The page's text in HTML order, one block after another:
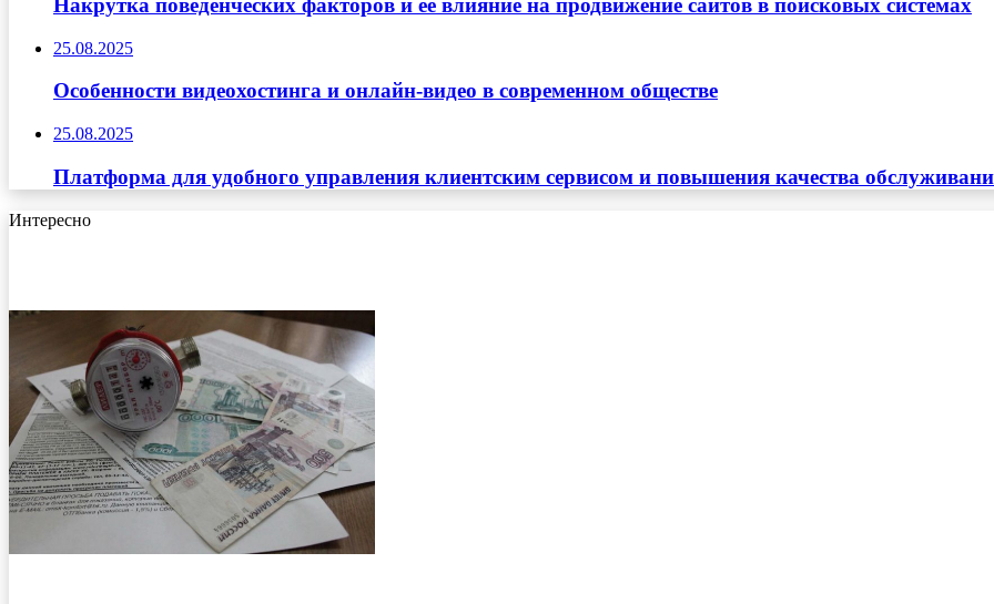
Накрутка поведенческих факторов и её влияние на продвижение сайтов в поисковых системах
25.08.2025
Особенности видеохостинга и онлайн-видео в современном обществе
25.08.2025
Платформа для удобного управления клиентским сервисом и повышения качества
Интересно